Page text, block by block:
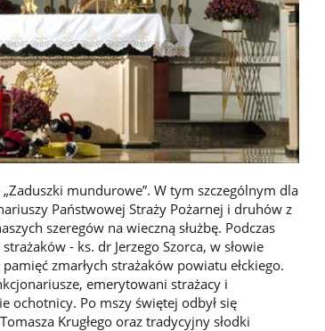
mundurowe”. W tym szczególnym dla
Państwowej Straży Pożarnej i druhów z
szeregów na wieczną służbę. Podczas
- ks. dr Jerzego Szorca, w słowie
zmarłych strażaków powiatu ełckiego.
emerytowani strażacy i
ochotnicy. Po mszy świętej odbył się
Krugłego oraz tradycyjny słodki